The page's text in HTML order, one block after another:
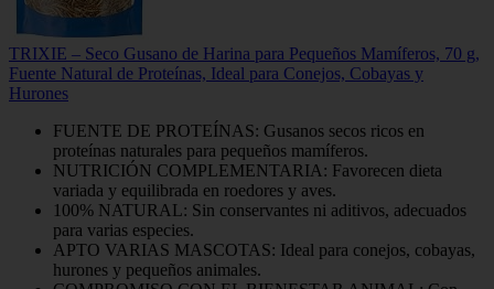
TRIXIE – Seco Gusano de Harina para Pequeños Mamíferos, 70 g,
Fuente Natural de Proteínas, Ideal para Conejos, Cobayas y
Hurones
FUENTE DE PROTEÍNAS: Gusanos secos ricos en
proteínas naturales para pequeños mamíferos.
NUTRICIÓN COMPLEMENTARIA: Favorecen dieta
variada y equilibrada en roedores y aves.
100% NATURAL: Sin conservantes ni aditivos, adecuados
para varias especies.
APTO VARIAS MASCOTAS: Ideal para conejos, cobayas,
hurones y pequeños animales.